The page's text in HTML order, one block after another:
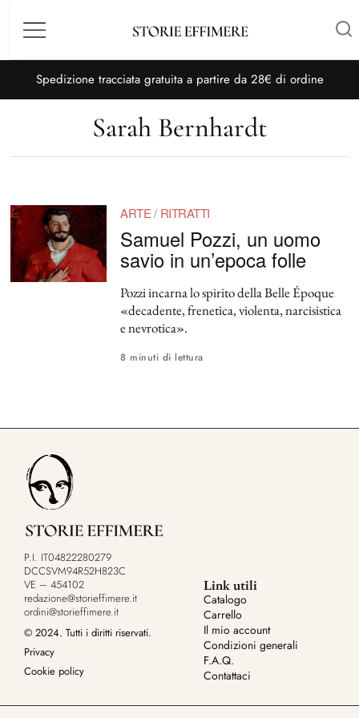
Menù
Spedizione tracciata gratuita a partire da 28€ di ordine
Sarah Bernhardt
ARTE / RITRATTI
Samuel Pozzi, un uomo
savio in un’epoca folle
Pozzi incarna lo spirito della Belle Époque
«decadente, frenetica, violenta, narcisistica
e nevrotica».
8 minuti di lettura
P.I. IT04822280279
DCCSVM94R52H823C
VE – 454102
redazione@storieffimere.it
ordini@storieffimere.it
© 2024. Tutti i diritti riservati.
Privacy
Cookie policy
Link utili
Catalogo
Carrello
Il mio account
Condizioni generali
F.A.Q.
Contattaci